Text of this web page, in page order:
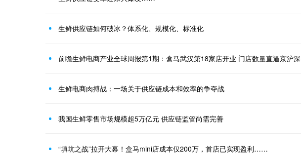
生鲜供应链如何破冰？体系化、规模化、标准化
前瞻生鲜电商产业全球周报第1期：盒马武汉第18家店开业 门店数量直逼京沪深
生鲜电商肉搏战：一场关于供应链成本和效率的争夺战
我国生鲜零售市场规模超5万亿元 供应链监管尚需完善
“填坑之战”拉开大幕！盒马mini店成本仅200万，首店已实现盈利……